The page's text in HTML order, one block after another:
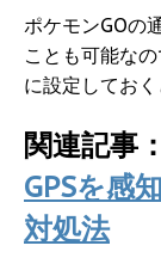
ポケモンGOの
ことも可能な
に設定しておく
関連記事：
GPSを感
対処法